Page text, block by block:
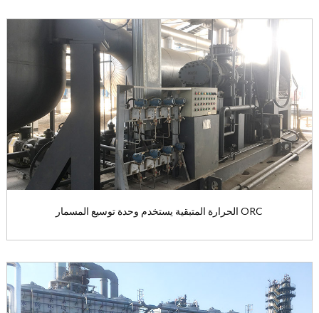
منتجات طاقة الهيدروجين
المنتجات الرئيسية: الهيدروجين ...
View the product 
الحرارة المتبقية يستخدم وحدة توسيع المسمار ORC
الحرارة المتبقية يستخدم وحدة توسيع المسمار
ORC